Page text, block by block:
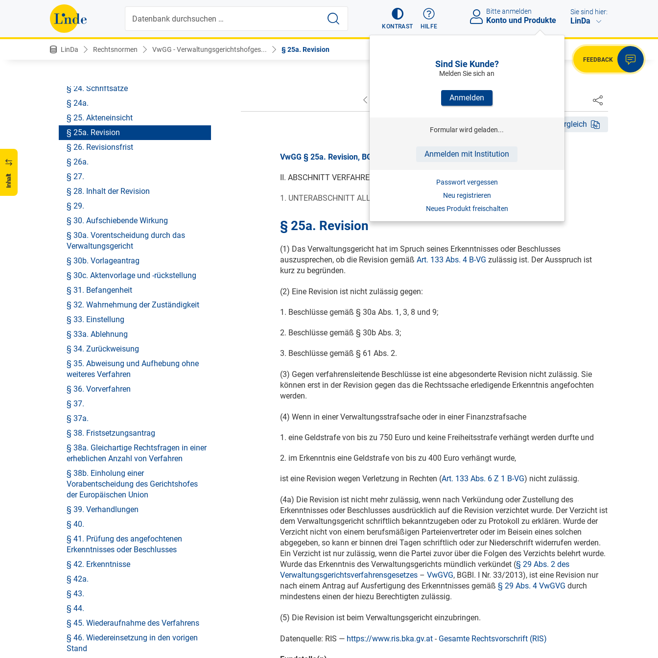
KONTRAST HILFE
Bitte anmelden
Konto und Produkte
Sind Sie Kunde?
Melden Sie sich an
Anmelden
Formular wird geladen...
Anmelden mit Institution
Passwort vergessen
Neu registrieren
Neues Produkt freischalten
Sie sind hier:
LinDa
LinDa Rechtsnormen VwGG - Verwaltungsgerichtshofges... § 25a. Revision
FEEDBACK
Inhalt
Verwaltungsgerichtshofes
1. Unterabschnitt Allgemeine
Bestimmungen
§ 21. Parteien
§ 24. Schriftsätze
§ 24a.
§ 25. Akteneinsicht
§ 25a. Revision
§ 26. Revisionsfrist
§ 26a.
§ 27.
§ 28. Inhalt der Revision
§ 29.
§ 30. Aufschiebende Wirkung
§ 30a. Vorentscheidung durch das
Verwaltungsgericht
§ 30b. Vorlageantrag
§ 30c. Aktenvorlage und -rückstellung
§ 31. Befangenheit
§ 32. Wahrnehmung der Zuständigkeit
§ 33. Einstellung
§ 33a. Ablehnung
§ 34. Zurückweisung
§ 35. Abweisung und Aufhebung ohne
weiteres Verfahren
§ 36. Vorverfahren
§ 37.
§ 37a.
§ 38. Fristsetzungsantrag
§ 38a. Gleichartige Rechtsfragen in einer
erheblichen Anzahl von Verfahren
§ 38b. Einholung einer
Vorabentscheidung des Gerichtshofes
der Europäischen Union
§ 39. Verhandlungen
§ 40.
§ 41. Prüfung des angefochtenen
Erkenntnisses oder Beschlusses
§ 42. Erkenntnisse
§ 42a.
§ 43.
§ 44.
§ 45. Wiederaufnahme des Verfahrens
§ 46. Wiedereinsetzung in den vorigen
Stand
NÄCHSTER
Fassungsvergleich
VwGG § 25a. Revision, BGBl. I Nr. 88/2023, gültig ab 21.07.2023
II. ABSCHNITT VERFAHREN DES VERWALTUNGSGERICHTSHOFES
1. UNTERABSCHNITT ALLGEMEINE BESTIMMUNGEN
§ 25a. Revision
(1) Das Verwaltungsgericht hat im Spruch seines Erkenntnisses oder Beschlusses
auszusprechen, ob die Revision gemäß Art. 133 Abs. 4 B-VG zulässig ist. Der Ausspruch ist
kurz zu begründen.
(2) Eine Revision ist nicht zulässig gegen:
1. Beschlüsse gemäß § 30a Abs. 1, 3, 8 und 9;
2. Beschlüsse gemäß § 30b Abs. 3;
3. Beschlüsse gemäß § 61 Abs. 2.
(3) Gegen verfahrensleitende Beschlüsse ist eine abgesonderte Revision nicht zulässig. Sie
können erst in der Revision gegen das die Rechtssache erledigende Erkenntnis angefochten
werden.
(4) Wenn in einer Verwaltungsstrafsache oder in einer Finanzstrafsache
1. eine Geldstrafe von bis zu 750 Euro und keine Freiheitsstrafe verhängt werden durfte und
2. im Erkenntnis eine Geldstrafe von bis zu 400 Euro verhängt wurde,
ist eine Revision wegen Verletzung in Rechten (Art. 133 Abs. 6 Z 1 B-VG) nicht zulässig.
(4a) Die Revision ist nicht mehr zulässig, wenn nach Verkündung oder Zustellung des
Erkenntnisses oder Beschlusses ausdrücklich auf die Revision verzichtet wurde. Der Verzicht ist
dem Verwaltungsgericht schriftlich bekanntzugeben oder zu Protokoll zu erklären. Wurde der
Verzicht nicht von einem berufsmäßigen Parteienvertreter oder im Beisein eines solchen
abgegeben, so kann er binnen drei Tagen schriftlich oder zur Niederschrift widerrufen werden.
Ein Verzicht ist nur zulässig, wenn die Partei zuvor über die Folgen des Verzichts belehrt wurde.
Wurde das Erkenntnis des Verwaltungsgerichts mündlich verkündet (§ 29 Abs. 2 des
Verwaltungsgerichtsverfahrensgesetzes – VwGVG, BGBl. I Nr. 33/2013), ist eine Revision nur
nach einem Antrag auf Ausfertigung des Erkenntnisses gemäß § 29 Abs. 4 VwGVG durch
mindestens einen der hiezu Berechtigten zulässig.
(5) Die Revision ist beim Verwaltungsgericht einzubringen.
Datenquelle: RIS — https://www.ris.bka.gv.at - Gesamte Rechtsvorschrift (RIS)